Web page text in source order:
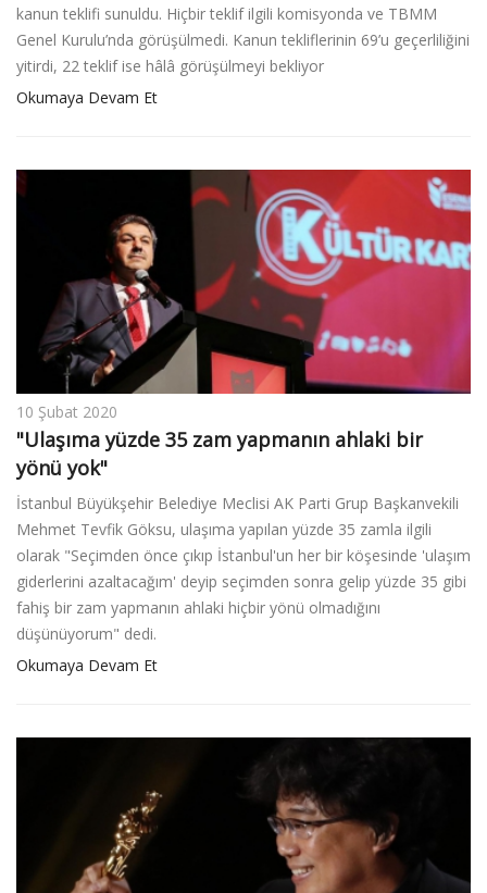
kanun teklifi sunuldu. Hiçbir teklif ilgili komisyonda ve TBMM
Genel Kurulu’nda görüşülmedi. Kanun tekliflerinin 69’u geçerliliğini
yitirdi, 22 teklif ise hâlâ görüşülmeyi bekliyor
Okumaya Devam Et
10 Şubat 2020
"Ulaşıma yüzde 35 zam yapmanın ahlaki bir
yönü yok"
İstanbul Büyükşehir Belediye Meclisi AK Parti Grup Başkanvekili
Mehmet Tevfik Göksu, ulaşıma yapılan yüzde 35 zamla ilgili
olarak "Seçimden önce çıkıp İstanbul'un her bir köşesinde 'ulaşım
giderlerini azaltacağım' deyip seçimden sonra gelip yüzde 35 gibi
fahiş bir zam yapmanın ahlaki hiçbir yönü olmadığını
düşünüyorum" dedi.
Okumaya Devam Et